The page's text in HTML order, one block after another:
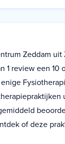
Zeddam uit
1 review een 10
of deze